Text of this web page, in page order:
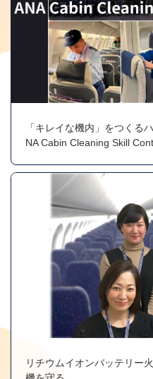
「キレイな機内」をつくる
NA Cabin Cleaning Skill
リチウムイオンバッテリー